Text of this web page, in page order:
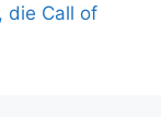
die Call of